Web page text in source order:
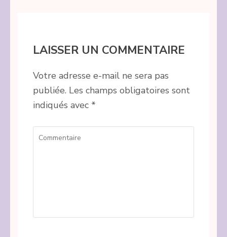
LAISSER UN COMMENTAIRE
Votre adresse e-mail ne sera pas
publiée. Les champs obligatoires sont
indiqués avec *
Commentaire